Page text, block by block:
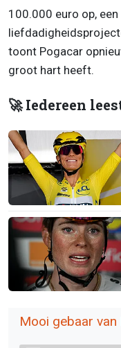
100.000 euro op,
toont Pogacar
groot hart heeft.
🚀 Iedereen
Mooi gebaar van